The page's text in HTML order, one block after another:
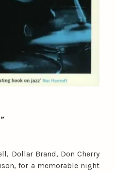
Dollar Brand, Don Cherry
for a memorable night